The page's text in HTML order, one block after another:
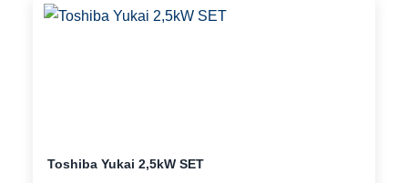
Toshiba Yukai 2,5kW SET